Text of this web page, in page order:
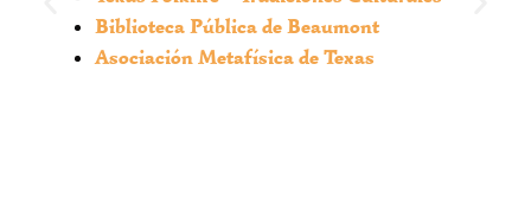
Biblioteca Pública de Beaumont
Asociación Metafísica de Texas